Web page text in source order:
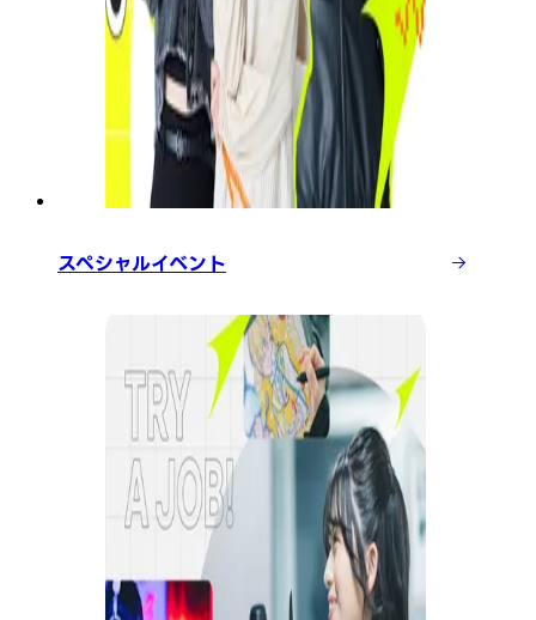
スペシャルイベント